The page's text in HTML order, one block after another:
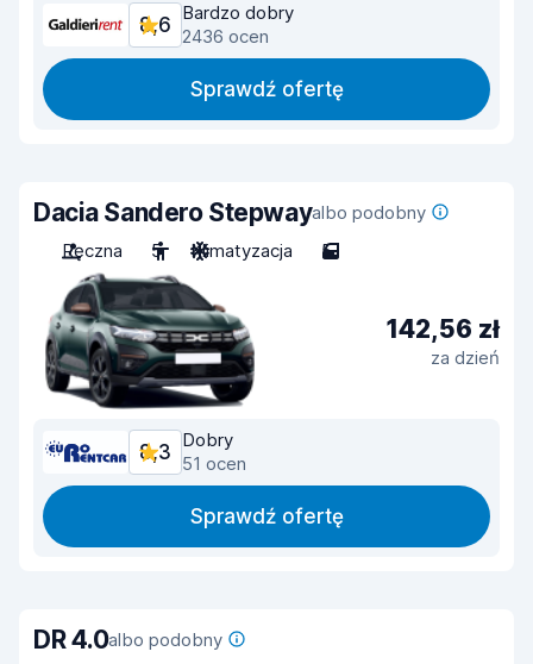
8,6
Bardzo dobry
2436 ocen
Sprawdź ofertę
Dacia Sandero Stepwayalbo podobny
Ręczna
5 Klimatyzacja 5
142,56 zł
za dzień
8,3
Dobry
51 ocen
Sprawdź ofertę
DR 4.0albo podobny